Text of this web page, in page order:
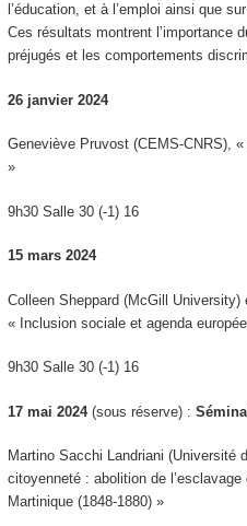
l’éducation, et à l’emploi ainsi que
Ces résultats montrent l’importance
préjugés et les comportements
26 janvier 2024
Geneviève Pruvost (CEMS-CNRS),
»
9h30 Salle 30 (-1) 16
15 mars 2024
Colleen Sheppard (McGill University)
« Inclusion sociale et agenda
9h30 Salle 30 (-1) 16
17 mai 2024(sous réserve) :
Martino Sacchi Landriani (Université
citoyenneté : abolition de
Martinique (1848-1880) »